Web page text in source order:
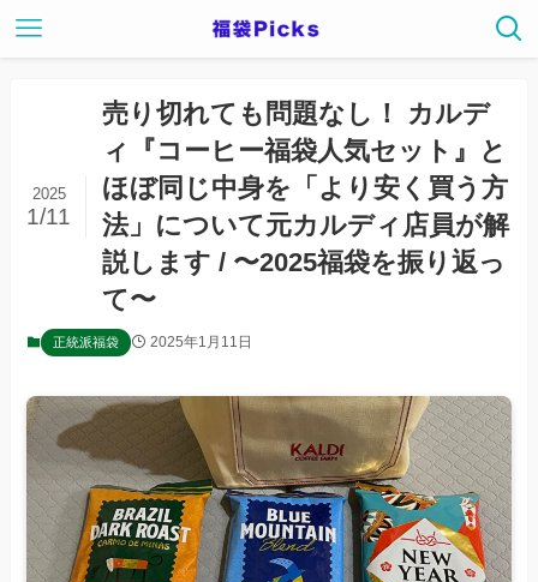
売り切れても問題なし！ カルデ
ィ『コーヒー福袋人気セット』と
ほぼ同じ中身を「より安く買う方
法」について元カルディ店員が解
説します / 〜2025福袋を振り返っ
て〜
2025
1/11
正統派福袋 2025年1月11日